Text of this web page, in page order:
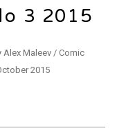
3 2015
Alex Maleev / Comic
2015